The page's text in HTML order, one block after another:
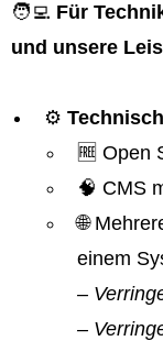
🧑‍💻 Für
und unsere
⚙️
🆓 Open
🧠 CMS
🌐
einem
–
–